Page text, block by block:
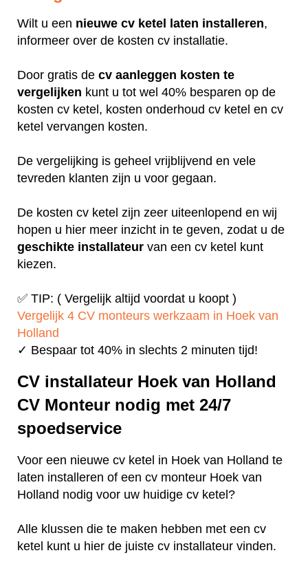
Wilt u een nieuwe cv ketel laten installeren,
informeer over de kosten cv installatie.
Door gratis de cv aanleggen kosten te
vergelijken kunt u tot wel 40% besparen op de
kosten cv ketel, kosten onderhoud cv ketel en cv
ketel vervangen kosten.
De vergelijking is geheel vrijblijvend en vele
tevreden klanten zijn u voor gegaan.
De kosten cv ketel zijn zeer uiteenlopend en wij
hopen u hier meer inzicht in te geven, zodat u de
geschikte installateur van een cv ketel kunt
kiezen.
✅ TIP: ( Vergelijk altijd voordat u koopt )
Vergelijk 4 CV monteurs werkzaam in Hoek van
Holland
✓ Bespaar tot 40% in slechts 2 minuten tijd!
CV installateur Hoek van Holland
CV Monteur nodig met 24/7
spoedservice
Voor een nieuwe cv ketel in Hoek van Holland te
laten installeren of een cv monteur Hoek van
Holland nodig voor uw huidige cv ketel?
Alle klussen die te maken hebben met een cv
ketel kunt u hier de juiste cv installateur vinden.